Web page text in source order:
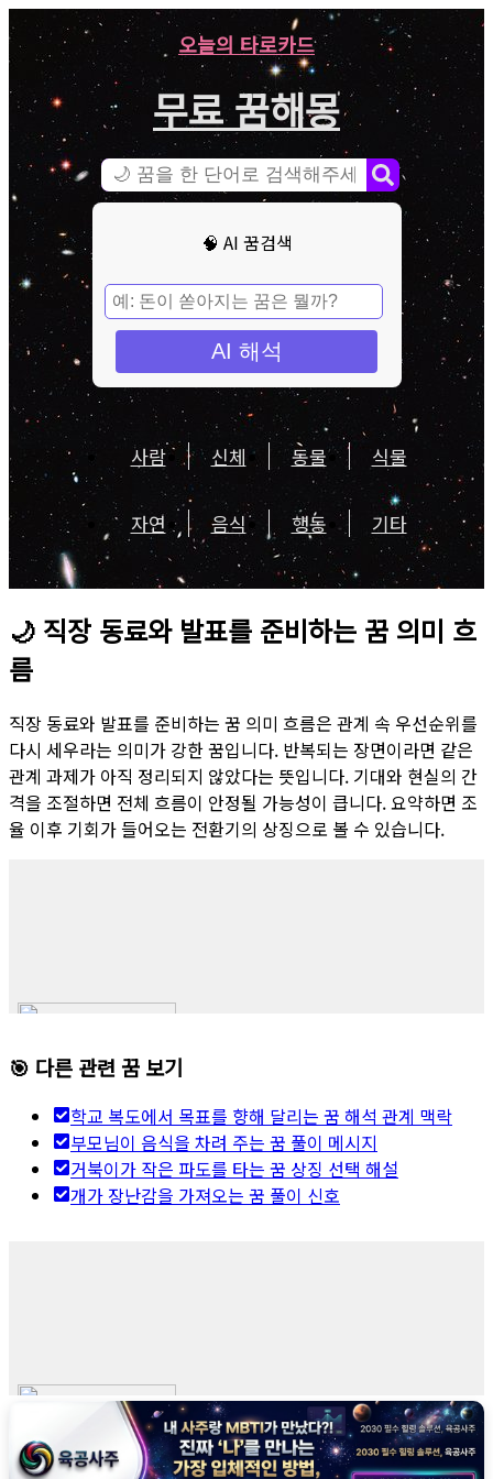
오늘의 타로카드
무료 꿈해몽
🧠 AI 꿈검색
AI 해석
사람 신체 동물 식물
자연 음식 행동 기타
🌙 직장 동료와 발표를 준비하는 꿈 의미 흐
름
직장 동료와 발표를 준비하는 꿈 의미 흐름은 관계 속 우선순위를
다시 세우라는 의미가 강한 꿈입니다. 반복되는 장면이라면 같은
관계 과제가 아직 정리되지 않았다는 뜻입니다. 기대와 현실의 간
격을 조절하면 전체 흐름이 안정될 가능성이 큽니다. 요약하면 조
율 이후 기회가 들어오는 전환기의 상징으로 볼 수 있습니다.
🎯 다른 관련 꿈 보기
학교 복도에서 목표를 향해 달리는 꿈 해석 관계 맥락
부모님이 음식을 차려 주는 꿈 풀이 메시지
거북이가 작은 파도를 타는 꿈 상징 선택 해설
개가 장난감을 가져오는 꿈 풀이 신호